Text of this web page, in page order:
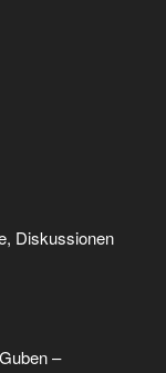
Diskussionen
–